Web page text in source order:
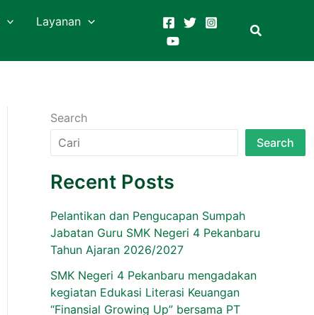
Layanan
Search
Search
Recent Posts
Pelantikan dan Pengucapan Sumpah
Jabatan Guru SMK Negeri 4 Pekanbaru
Tahun Ajaran 2026/2027
SMK Negeri 4 Pekanbaru mengadakan
kegiatan Edukasi Literasi Keuangan
“Finansial Growing Up” bersama PT